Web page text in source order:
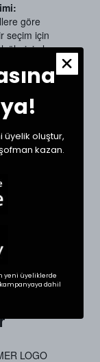
göre
seçim için
alıp
Boy (cm)
102
LOGO
üyelik oluştur,
kazan.
yeni üyeliklerde
dahil